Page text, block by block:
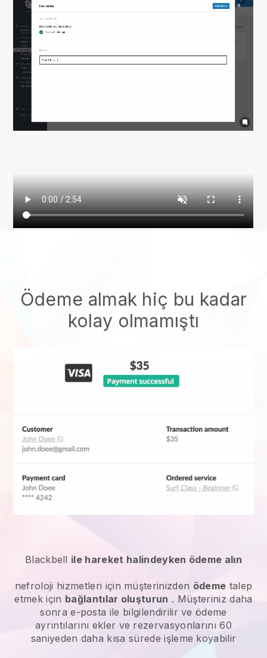
Ödeme almak hiç bu kadar
kolay olmamıştı
Blackbell ile hareket halindeyken ödeme alın
nefroloji hizmetleri için müşterinizden ödeme talep
etmek için bağlantılar oluşturun . Müşteriniz daha
sonra e-posta ile bilgilendirilir ve ödeme
ayrıntılarını ekler ve rezervasyonlarını 60
saniyeden daha kısa sürede işleme koyabilir